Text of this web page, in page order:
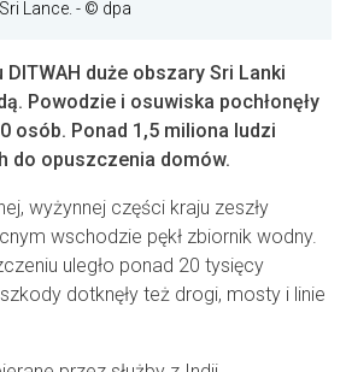
Lance. - © dpa
duże obszary Sri Lanki
Powodzie i osuwiska pochłonęły
osób. Ponad 1,5 miliona ludzi
do opuszczenia domów.
wyżynnej części kraju zeszły
wschodzie pękł zbiornik wodny.
uległo ponad 20 tysięcy
dotknęły też drogi, mosty i linie